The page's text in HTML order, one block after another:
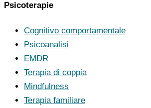
Psicoterapie
Cognitivo comportamentale
Psicoanalisi
EMDR
Terapia di coppia
Mindfulness
Terapia familiare